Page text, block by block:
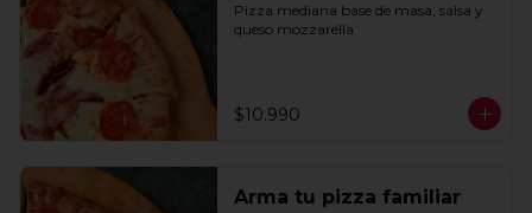
Pizza mediana base de masa, salsa y
queso mozzarella
$10.990
Arma tu pizza familiar